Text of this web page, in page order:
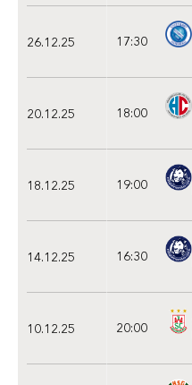
26.12.25 17:30
20.12.25 18:00
18.12.25 19:00
14.12.25 16:30
10.12.25 20:00